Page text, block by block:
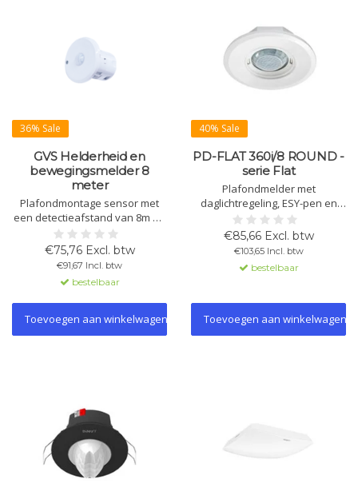
36% Sale
GVS Helderheid en
bewegingsmelder 8
meter
Plafondmontage sensor met
een detectieafstand van 8m en
een maximale montagehoogte
van 2m. KNX-gecertificeerd, met
logische functies en master-
slave mogelijkheden. Werkt bij
-5°C tot 45°C en heeft een
busspanning van 21-30V DC.
€75,76 Excl. btw
€91,67 Incl. btw
bestelbaar
Toevoegen aan winkelwagen
40% Sale
PD-FLAT 360i/8 ROUND -
serie Flat
Plafondmelder met
daglichtregeling, ESY-pen en
ESY-app. KNX-functies: alarm,
schemerschakelaar,
lichtdetectie,
bewegingsdetectie,
scènetelegrammen.
€85,66 Excl. btw
€103,65 Incl. btw
bestelbaar
Toevoegen aan winkelwagen